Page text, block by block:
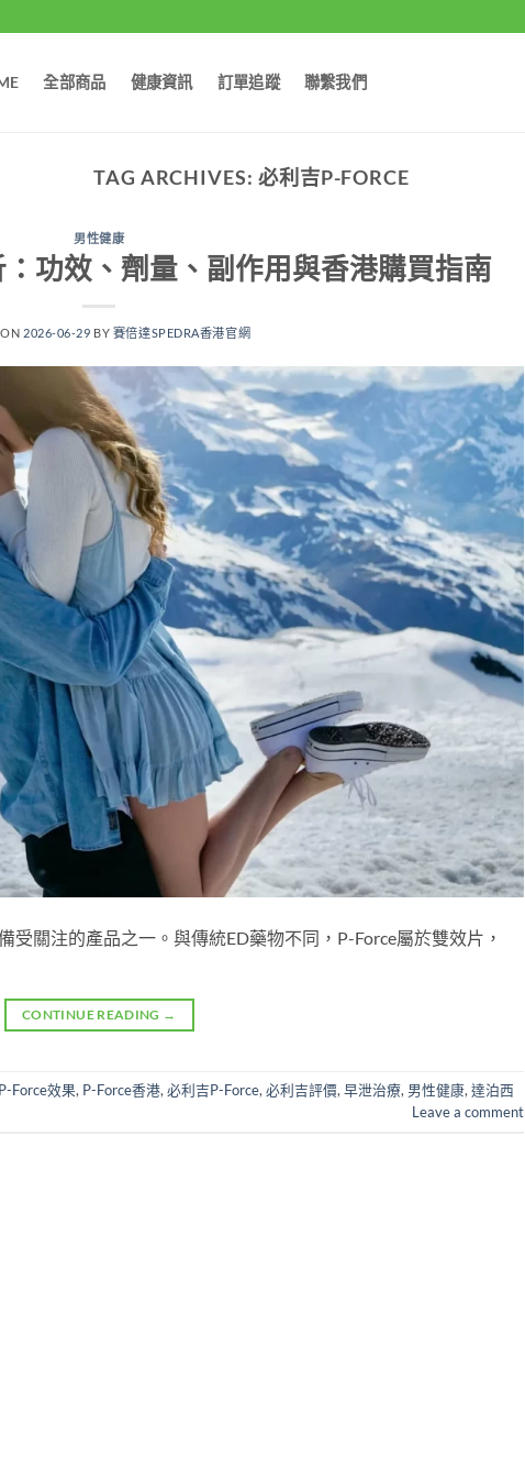
全部商品 健康資訊 訂單追蹤 聯繫我們
TAG ARCHIVES: 必利吉P-FORCE
男性健康
功效、劑量、副作用與香港購買指南
2026-06-29 BY 賽倍達SPEDRA香港官網
受關注的產品之一。與傳統ED藥物不同，P-Force屬於雙效片，
CONTINUE READING →
P-Force效果, P-Force香港, 必利吉P-Force, 必利吉評價, 早泄治療, 男性健康, 達泊西
Leave a comment